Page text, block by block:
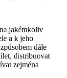
jakémkoliv
a k jeho
dále
distribuovat
zejména